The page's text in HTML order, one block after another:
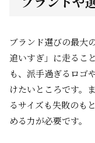
ブランド選びの最大
追いすぎ」に走るこ
も、派手過ぎるロゴ
けたいところです。
るサイズも失敗のも
める力が必要です。